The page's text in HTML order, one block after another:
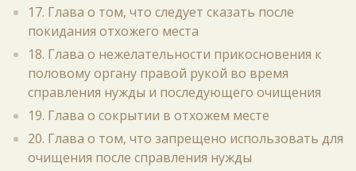
17. Глава о том, что следует сказать после
покидания отхожего места
18. Глава о нежелательности прикосновения к
половому органу правой рукой во время
справления нужды и последующего очищения
19. Глава о сокрытии в отхожем месте
20. Глава о том, что запрещено использовать для
очищения после справления нужды